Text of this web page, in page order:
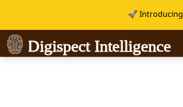
🚀 Introducing
Digispect Intelligence
Digispect Intelligence